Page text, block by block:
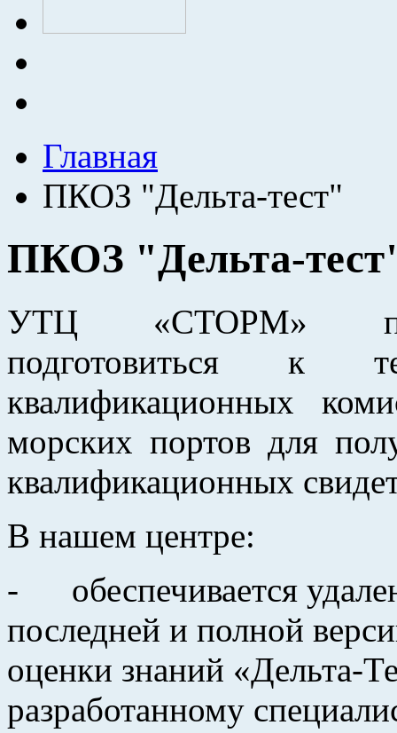
Главная
ПКОЗ "Дельта-тест"
ПКОЗ "Дельта-
УТЦ «СТОРМ»
подготовиться к
квалификационных
морских портов для
квалификационных
В нашем центре:
- обеспечивается
последней и полной
оценки знаний «Дельта-
разработанному